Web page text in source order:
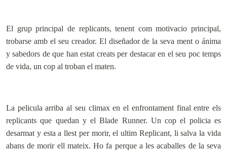
El grup principal de replicants, tenent com motivacio principal,
trobarse amb el seu creador. El diseñador de la seva ment o ánima
y sabedors de que han estat creats per destacar en el seu poc temps
de vida, un cop al troban el maten.
La pelicula arriba al seu climax en el enfrontament final entre els
replicants que quedan y el Blade Runner. Un cop el policia es
desarmat y esta a llest per morir, el ultim Replicant, li salva la vida
abans de morir ell mateix. Ho fa perque a les acaballes de la seva